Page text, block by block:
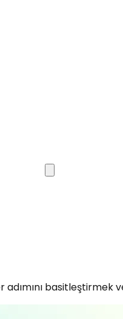
basitleştirmek